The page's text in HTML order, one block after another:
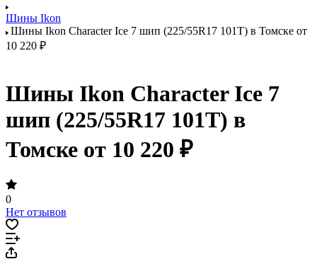
Шины Ikon
Шины Ikon Character Ice 7 шип (225/55R17 101Т) в Томске от
10 220 ₽
Шины Ikon Character Ice 7
шип (225/55R17 101Т) в
Томске от 10 220 ₽
0
Нет отзывов